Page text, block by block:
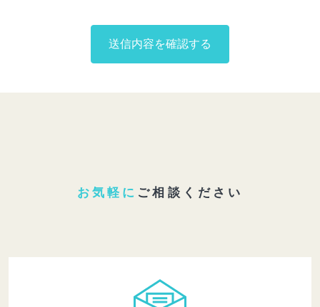
お気軽に ご相談ください